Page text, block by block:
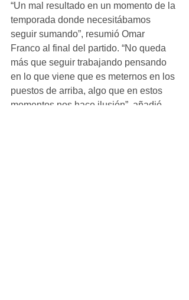
“Un mal resultado en un momento de la
temporada donde necesitábamos
seguir sumando”, resumió Omar
Franco al final del partido. “No queda
más que seguir trabajando pensando
en lo que viene que es meternos en los
puestos de arriba, algo que en estos
momentos nos hace ilusión”, añadió.